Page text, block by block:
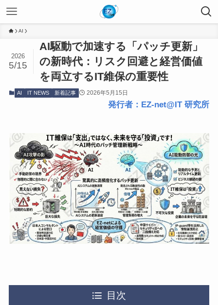
AI
AI駆動で加速する「パッチ更新」
の新時代：リスク回避と経営価値
を両立するIT維保の重要性
2026
5/15
AI IT NEWS 新着記事 2026年5月15日
発行者：EZ-net@IT 研究所
目次